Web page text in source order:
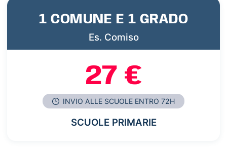
1 COMUNE E 1 GRADO
Es. Comiso
27 €
INVIO ALLE SCUOLE ENTRO 72H
SCUOLE PRIMARIE